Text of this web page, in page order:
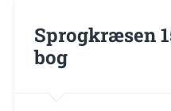
Sprogkræsen
bog